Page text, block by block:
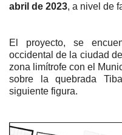
abril de 2023, a nivel de
El proyecto, se
occidental de la ciudad
zona limítrofe con el
sobre la quebrada
siguiente figura.